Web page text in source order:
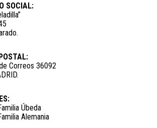
SOCIAL:
Correos 36092
Úbeda
Alemania